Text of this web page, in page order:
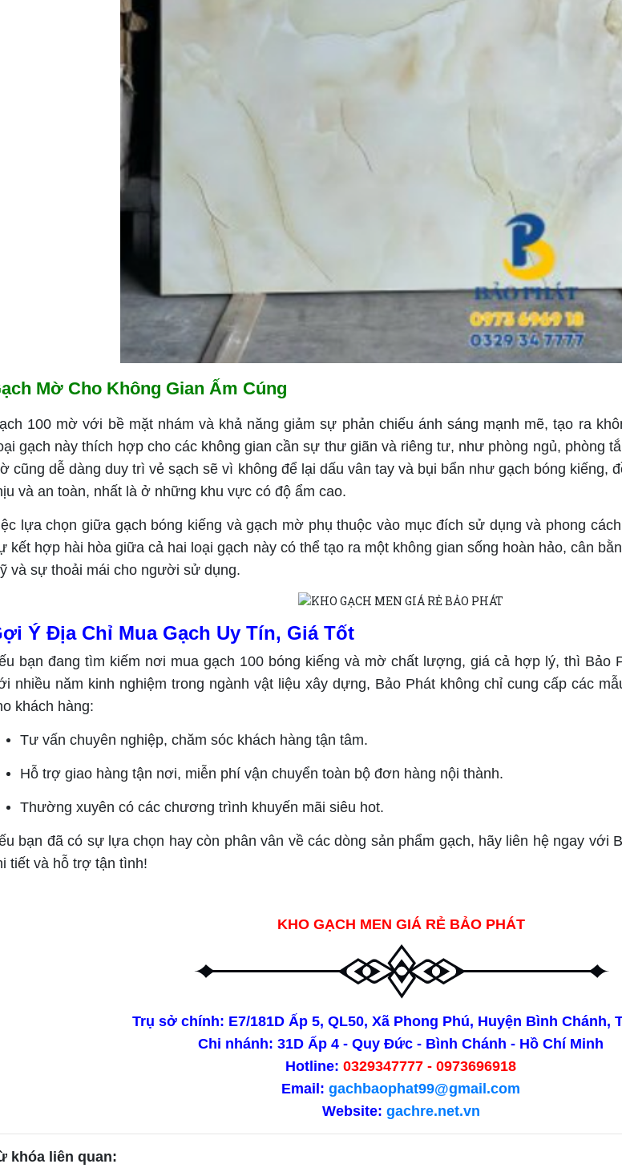
Mờ Cho Không Gian Ấm Cúng
100 mờ với bề mặt nhám và khả năng giảm sự phản chiếu ánh sáng mạnh mẽ, tạo ra
gạch này thích hợp cho các không gian cần sự thư giãn và riêng tư, như phòng ngủ, phòng
cũng dễ dàng duy trì vẻ sạch sẽ vì không để lại dấu vân tay và bụi bẩn như gạch bóng kiếng,
và an toàn, nhất là ở những khu vực có độ ẩm cao.
lựa chọn giữa gạch bóng kiếng và gạch mờ phụ thuộc vào mục đích sử dụng và phong
kết hợp hài hòa giữa cả hai loại gạch này có thể tạo ra một không gian sống hoàn hảo, cân
và sự thoải mái cho người sử dụng.
Ý Địa Chỉ Mua Gạch Uy Tín, Giá Tốt
bạn đang tìm kiếm nơi mua gạch 100 bóng kiếng và mờ chất lượng, giá cả hợp lý, thì Bảo
nhiều năm kinh nghiệm trong ngành vật liệu xây dựng, Bảo Phát không chỉ cung cấp các
khách hàng:
Tư vấn chuyên nghiệp, chăm sóc khách hàng tận tâm.
Hỗ trợ giao hàng tận nơi, miễn phí vận chuyển toàn bộ đơn hàng nội thành.
Thường xuyên có các chương trình khuyến mãi siêu hot.
bạn đã có sự lựa chọn hay còn phân vân về các dòng sản phẩm gạch, hãy liên hệ ngay với
tiết và hỗ trợ tận tình!
KHO GẠCH MEN GIÁ RẺ BẢO PHÁT
Trụ sở chính: E7/181D Ấp 5, QL50, Xã Phong Phú, Huyện Bình Chánh,
Chi nhánh: 31D Ấp 4 - Quy Đức - Bình Chánh - Hồ Chí Minh
Hotline:0329347777 - 0973696918
Email:gachbaophat99@gmail.com
Website: gachre.net.vn
khóa liên quan: